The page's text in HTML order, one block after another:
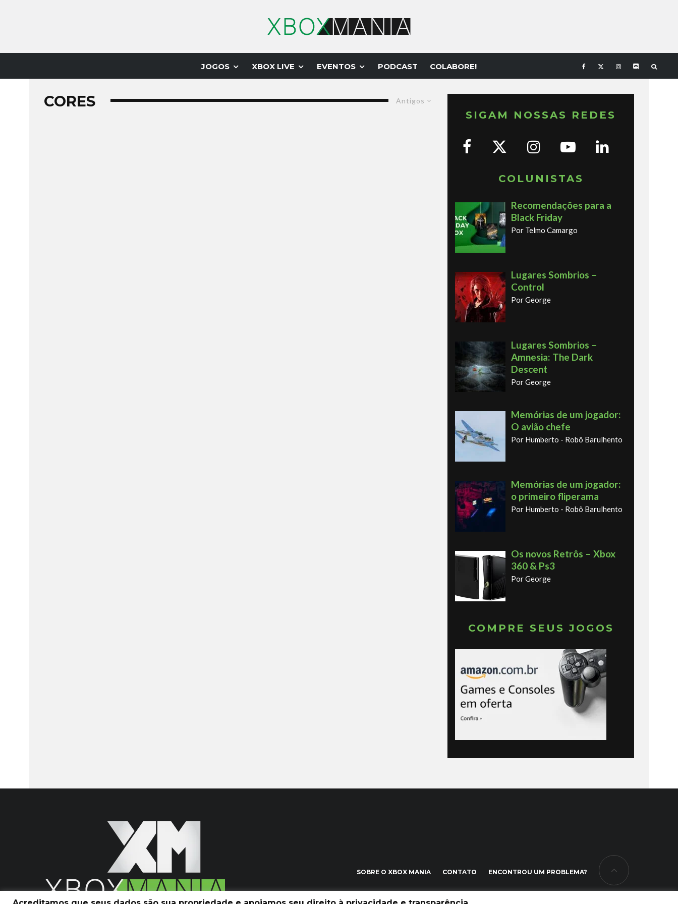
JOGOS XBOX LIVE EVENTOS PODCAST COLABORE!
Antigos
CORES
SIGAM NOSSAS REDES
COLUNISTAS
Recomendações para a
Black Friday
Por Telmo Camargo
Lugares Sombrios –
Control
Por George
Lugares Sombrios –
Amnesia: The Dark
Descent
Por George
Memórias de um jogador:
O avião chefe
Por Humberto - Robô Barulhento
Memórias de um jogador:
o primeiro fliperama
Por Humberto - Robô Barulhento
Os novos Retrôs – Xbox
360 & Ps3
Por George
COMPRE SEUS JOGOS
SOBRE O XBOX MANIA CONTATO ENCONTROU UM PROBLEMA?